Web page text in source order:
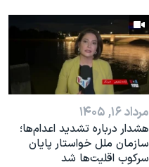
مرداد ۱۶, ۱۴۰۵
هشدار درباره تشدید اعدام‌ها؛
سازمان ملل خواستار پایان
سرکوب اقلیت‌ها شد